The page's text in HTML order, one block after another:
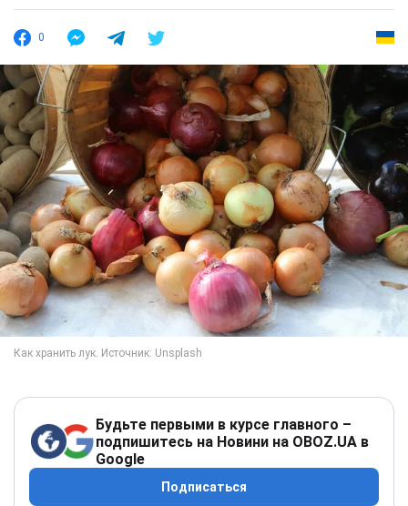
0
Будьте первыми в курсе главного –
подпишитесь на Новини на OBOZ.UA в
Google
Подписаться